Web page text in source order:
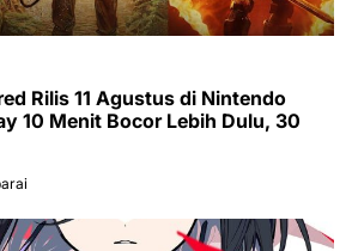
Rilis 11 Agustus di Nintendo
10 Menit Bocor Lebih Dulu, 30